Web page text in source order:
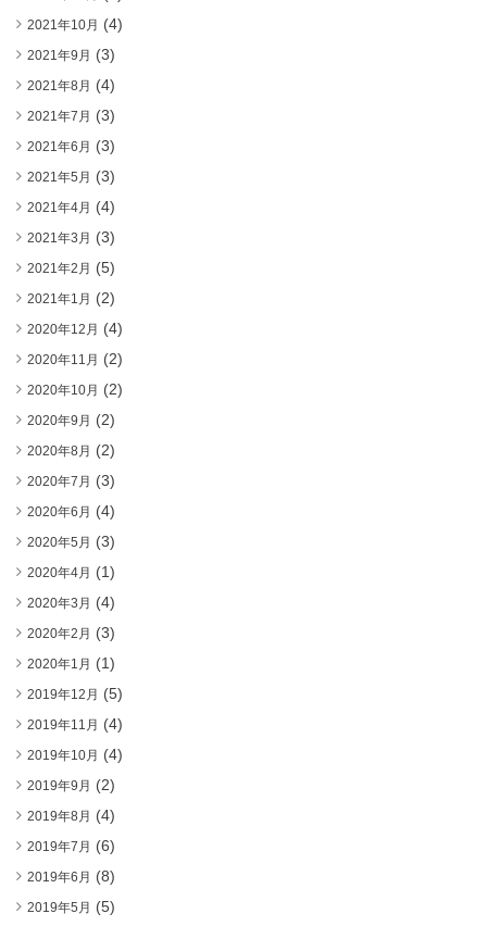
2021年10月 (4)
2021年9月 (3)
2021年8月 (4)
2021年7月 (3)
2021年6月 (3)
2021年5月 (3)
2021年4月 (4)
2021年3月 (3)
2021年2月 (5)
2021年1月 (2)
2020年12月 (4)
2020年11月 (2)
2020年10月 (2)
2020年9月 (2)
2020年8月 (2)
2020年7月 (3)
2020年6月 (4)
2020年5月 (3)
2020年4月 (1)
2020年3月 (4)
2020年2月 (3)
2020年1月 (1)
2019年12月 (5)
2019年11月 (4)
2019年10月 (4)
2019年9月 (2)
2019年8月 (4)
2019年7月 (6)
2019年6月 (8)
2019年5月 (5)